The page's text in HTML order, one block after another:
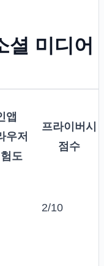
셜 미디어
앱
우저
도
프라이버시
점수
2/10